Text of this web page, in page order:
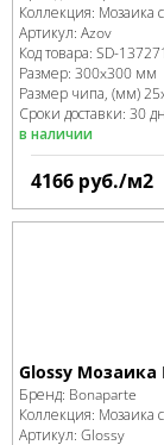
Коллекция: Мозаика
Артикул: Azov
Код товара: SD-137271
Размер: 300x300 мм
Размер чипа, (мм)
Сроки доставки: 30
в наличии
4166 руб./м2
Glossy Мозаика
Бренд: Bonaparte
Коллекция: Мозаика
Артикул: Glossy